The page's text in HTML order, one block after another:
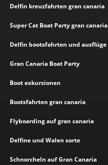
Delfin kreuzfahrten gran canaria
Super Cat Boat Party gran canaria
Delfin bootsfahrten und ausflüge
Gran Canaria Boat Party
Boot exkursionen
Bootsfahrten gran canaria
Flyboarding auf gran canaria
Delfine und Walen sorte
Schnorcheln auf Gran Canaria